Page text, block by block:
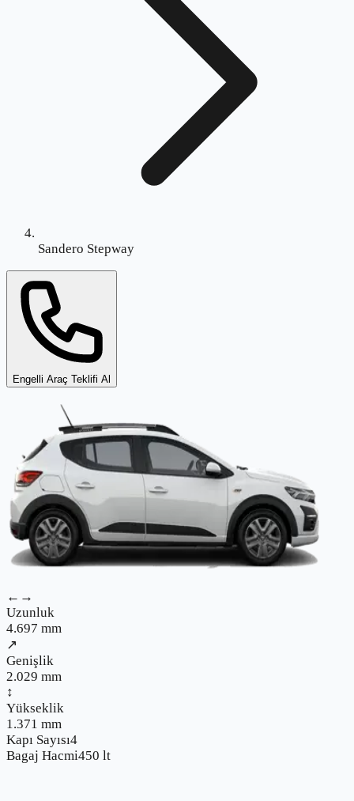
Sandero Stepway
Engelli Araç Teklifi Al
←→
Uzunluk
4.697 mm
↗
Genişlik
2.029 mm
↕
Yükseklik
1.371 mm
Kapı Sayısı4
Bagaj Hacmi450 lt